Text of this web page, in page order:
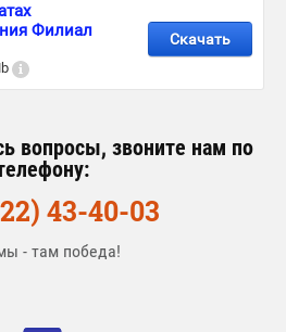
Филиал
Скачать
вопросы, звоните нам по
43-40-03
- там победа!